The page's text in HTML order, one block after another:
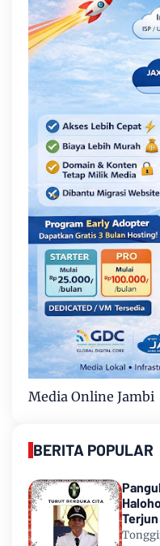
Media Online Jambi
BERITA POPULAR
Terjun